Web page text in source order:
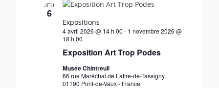
JEU
6
4 avril 2026 @ 14 h 00 - 1 novembre 2026 @
18 h 00
Exposition Art Trop Podes
Expositions
Musée Chintreuil
66 rue Maréchal de Lattre-de-Tassigny,
01190 Pont-de-Vaux - France